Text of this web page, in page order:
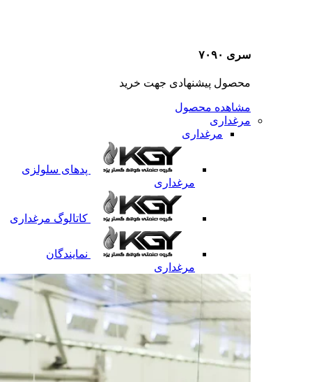
سری ۷۰۹۰
محصول پیشنهادی جهت خرید
مشاهده محصول
مرغداری
مرغداری
پدهای سلولزی
مرغداری
کاتالوگ مرغداری
نمایندگان
مرغداری